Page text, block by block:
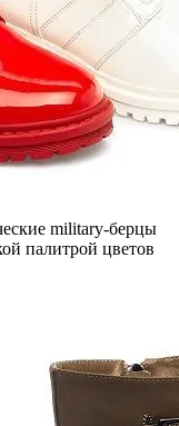
military-берцы
палитрой цветов